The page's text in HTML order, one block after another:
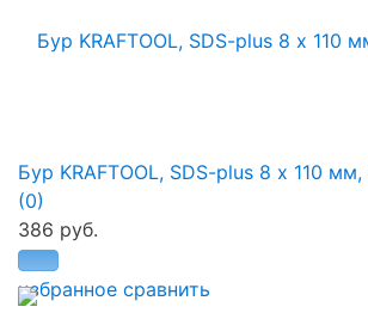
избранное сравнить
Бур KRAFTOOL, SDS-plus 8 х 110
(0)
386 руб.